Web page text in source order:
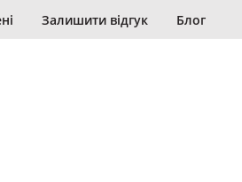
Залишити відгук Блог